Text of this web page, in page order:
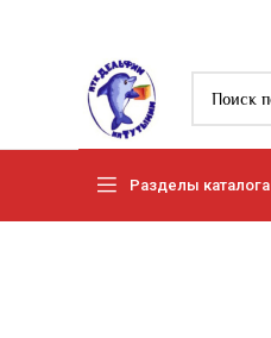
Разделы каталога